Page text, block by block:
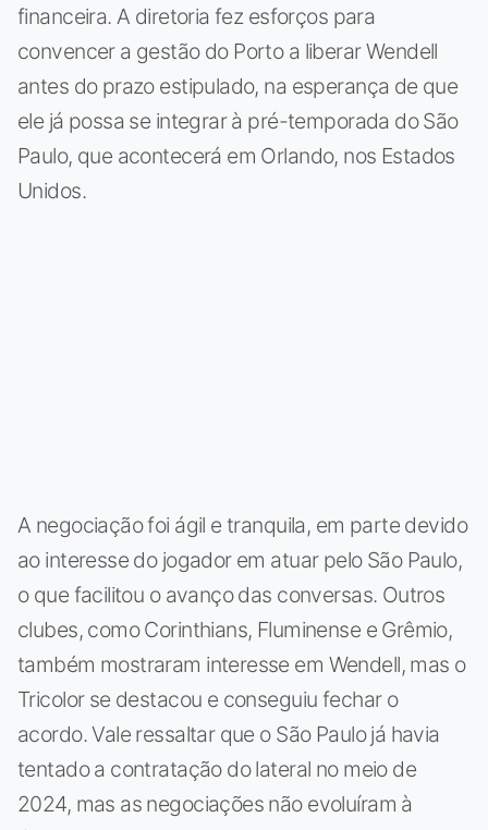
financeira. A diretoria fez esforços para
convencer a gestão do Porto a liberar Wendell
antes do prazo estipulado, na esperança de que
ele já possa se integrar à pré-temporada do São
Paulo, que acontecerá em Orlando, nos Estados
Unidos.
A negociação foi ágil e tranquila, em parte devido
ao interesse do jogador em atuar pelo São Paulo,
o que facilitou o avanço das conversas. Outros
clubes, como Corinthians, Fluminense e Grêmio,
também mostraram interesse em Wendell, mas o
Tricolor se destacou e conseguiu fechar o
acordo. Vale ressaltar que o São Paulo já havia
tentado a contratação do lateral no meio de
2024, mas as negociações não evoluíram à